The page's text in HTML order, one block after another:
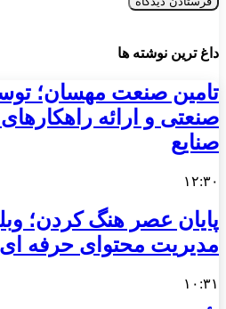
داغ ترین نوشته ها
تامین صنعت مهسان؛
صنعتی و ارائه
صنایع
۱۲:۳۰
پایان عصر هنگ کردن؛
مدیریت محتوای حرفه ای
۱۰:۳۱